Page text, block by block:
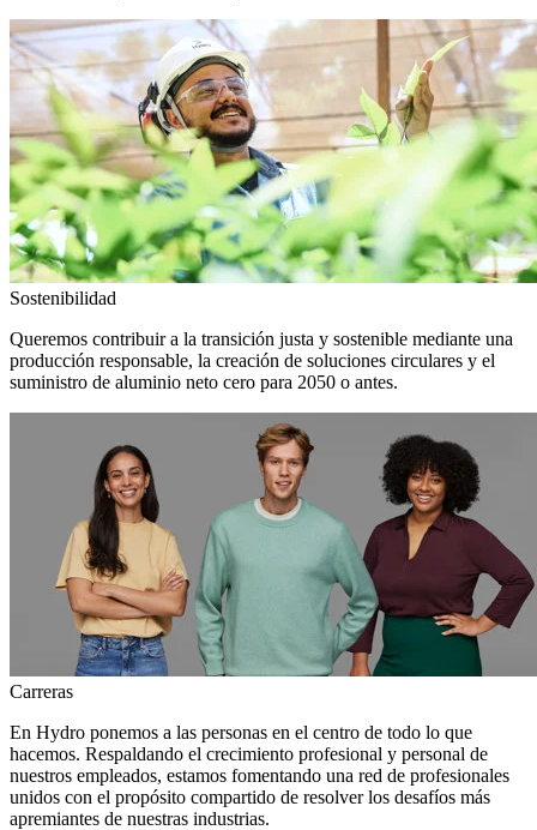
Sostenibilidad
Queremos contribuir a la transición justa y sostenible mediante una
producción responsable, la creación de soluciones circulares y el
suministro de aluminio neto cero para 2050 o antes.
Carreras
En Hydro ponemos a las personas en el centro de todo lo que
hacemos. Respaldando el crecimiento profesional y personal de
nuestros empleados, estamos fomentando una red de profesionales
unidos con el propósito compartido de resolver los desafíos más
apremiantes de nuestras industrias.